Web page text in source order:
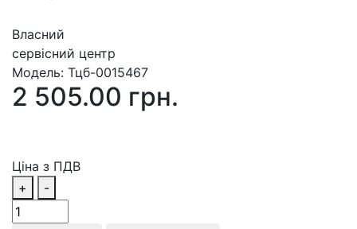
Власний
сервісний центр
Модель: Тцб-0015467
2 505.00 грн.
Ціна з ПДВ
+
-